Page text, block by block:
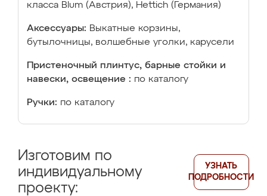
класса Blum (Австрия), Hettich (Германия)
Аксессуары: Выкатные корзины,
бутылочницы, волшебные уголки, карусели
Пристеночный плинтус, барные стойки и
навески, освещение : по каталогу
Ручки: по каталогу
Изготовим по
индивидуальному
проекту:
УЗНАТЬ
ПОДРОБНОСТИ